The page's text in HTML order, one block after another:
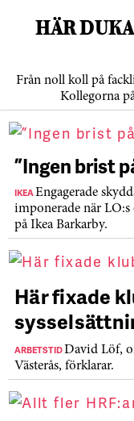
HÄR
Från noll koll på
Kollegorna
”Ingen brist
IKEAEngagerade
imponerade när LO:s
på Ikea Barkarby.
Här fixade
ARBETSTIDDavid Löf,
Västerås, förklarar.